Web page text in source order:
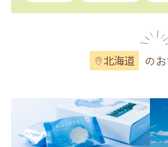
北海道 の